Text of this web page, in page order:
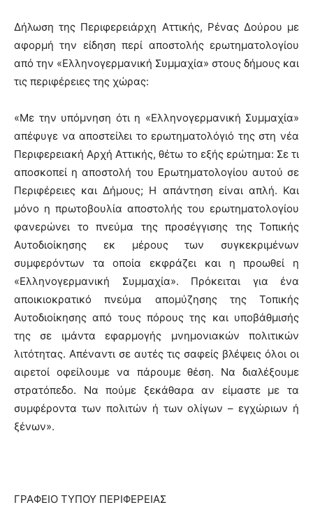
Δήλωση της Περιφερειάρχη Αττικής, Ρένας Δούρου με
αφορμή την είδηση περί αποστολής ερωτηματολογίου
από την «Ελληνογερμανική Συμμαχία» στους δήμους και
τις περιφέρειες της χώρας:
«Με την υπόμνηση ότι η «Ελληνογερμανική Συμμαχία»
απέφυγε να αποστείλει το ερωτηματολόγιό της στη νέα
Περιφερειακή Αρχή Αττικής, θέτω το εξής ερώτημα: Σε τι
αποσκοπεί η αποστολή του Ερωτηματολογίου αυτού σε
Περιφέρειες και Δήμους; Η απάντηση είναι απλή. Και
μόνο η πρωτοβουλία αποστολής του ερωτηματολογίου
φανερώνει το πνεύμα της προσέγγισης της Τοπικής
Αυτοδιοίκησης εκ μέρους των συγκεκριμένων
συμφερόντων τα οποία εκφράζει και η προωθεί η
«Ελληνογερμανική Συμμαχία». Πρόκειται για ένα
αποικιοκρατικό πνεύμα απομύζησης της Τοπικής
Αυτοδιοίκησης από τους πόρους της και υποβάθμισής
της σε ιμάντα εφαρμογής μνημονιακών πολιτικών
λιτότητας. Απέναντι σε αυτές τις σαφείς βλέψεις όλοι οι
αιρετοί οφείλουμε να πάρουμε θέση. Να διαλέξουμε
στρατόπεδο. Να πούμε ξεκάθαρα αν είμαστε με τα
συμφέροντα των πολιτών ή των ολίγων – εγχώριων ή
ξένων».
ΓΡΑΦΕΙΟ ΤΥΠΟΥ ΠΕΡΙΦΕΡΕΙΑΣ